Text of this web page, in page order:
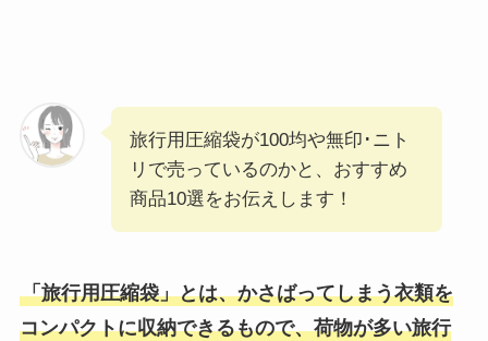
旅行用圧縮袋が100均や無印･ニト
リで売っているのかと、おすすめ
商品10選をお伝えします！
「旅行用圧縮袋」とは、かさばってしまう衣類を
コンパクトに収納できるもので、荷物が多い旅行